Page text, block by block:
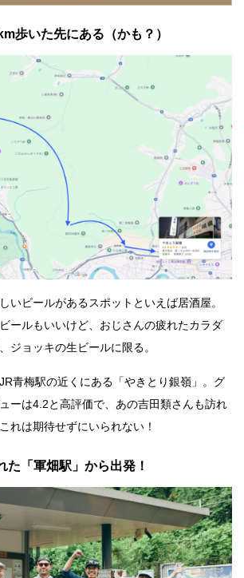
扇は、夏の遊歩に欠かせない？
歩いた先にある（かも？）
いビールがあるスポットといえば居酒屋。
ールもいいけど、おじさんの疲れたカラダ
ジョッキの生ビールに限る。
青梅駅の近くにある「やきとり銀嶺」。グ
ーは4.2と高評価で、あの吉田類さんも訪れ
れは期待せずにいられない！
た「軍畑駅」から出発！